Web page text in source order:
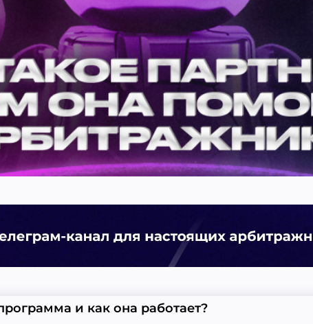
и как она работает?